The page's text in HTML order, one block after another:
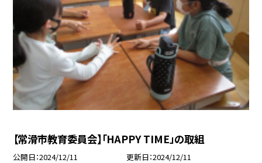
【常滑市教育委員会】「HAPPY TIME」の取組
公開日 2024/12/11 更新日 2024/12/11